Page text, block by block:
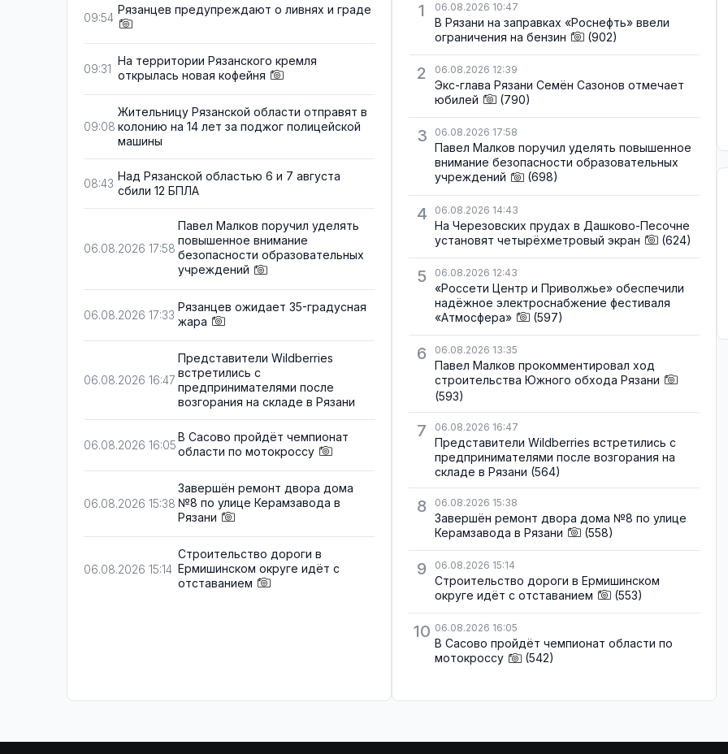
09:54
Рязанцев предупреждают о ливнях и граде
09:31
На территории Рязанского кремля
открылась новая кофейня
09:08
Жительницу Рязанской области отправят в
колонию на 14 лет за поджог полицейской
машины
08:43
Над Рязанской областью 6 и 7 августа
сбили 12 БПЛА
06.08.2026 17:58
Павел Малков поручил уделять
повышенное внимание
безопасности образовательных
учреждений
06.08.2026 17:33
Рязанцев ожидает 35-градусная
жара
06.08.2026 16:47
Представители Wildberries
встретились с
предпринимателями после
возгорания на складе в Рязани
06.08.2026 16:05
В Сасово пройдёт чемпионат
области по мотокроссу
06.08.2026 15:38
Завершён ремонт двора дома
№8 по улице Керамзавода в
Рязани
06.08.2026 15:14
Строительство дороги в
Ермишинском округе идёт с
отставанием
1
06.08.2026 10:47
В Рязани на заправках «Роснефть» ввели
ограничения на бензин
(902)
2 06.08.2026 12:39
Экс-глава Рязани Семён Сазонов отмечает
юбилей
(790)
3 06.08.2026 17:58
Павел Малков поручил уделять повышенное
внимание безопасности образовательных
учреждений
(698)
4 06.08.2026 14:43
На Черезовских прудах в Дашково-Песочне
установят четырёхметровый экран
(624)
5 06.08.2026 12:43
«Россети Центр и Приволжье» обеспечили
надёжное электроснабжение фестиваля
«Атмосфера»
(597)
6 06.08.2026 13:35
Павел Малков прокомментировал ход
строительства Южного обхода Рязани
(593)
7 06.08.2026 16:47
Представители Wildberries встретились с
предпринимателями после возгорания на
складе в Рязани (564)
8 06.08.2026 15:38
Завершён ремонт двора дома №8 по улице
Керамзавода в Рязани
(558)
9 06.08.2026 15:14
Строительство дороги в Ермишинском
округе идёт с отставанием
(553)
10 06.08.2026 16:05
В Сасово пройдёт чемпионат области по
мотокроссу
(542)